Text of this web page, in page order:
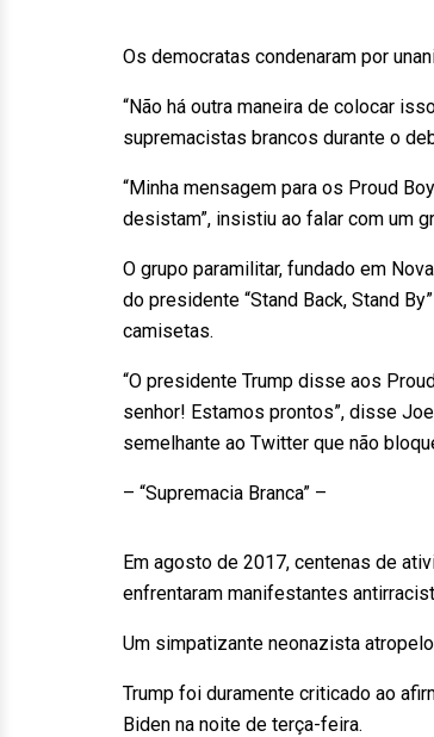
Os democratas condenaram por
“Não há outra maneira de colocar
supremacistas brancos durante o
“Minha mensagem para os Proud
desistam”, insistiu ao falar com um
O grupo paramilitar, fundado em
do presidente “Stand Back, Stand
camisetas.
“O presidente Trump disse aos
senhor! Estamos prontos”, disse
semelhante ao Twitter que não
– “Supremacia Branca” –
Em agosto de 2017, centenas de
enfrentaram manifestantes
Um simpatizante neonazista
Trump foi duramente criticado ao
Biden na noite de terça-feira.